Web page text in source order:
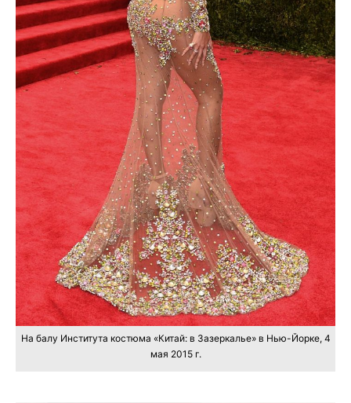
На балу Института костюма «Китай: в Зазеркалье» в Нью-Йорке, 4
мая 2015 г.